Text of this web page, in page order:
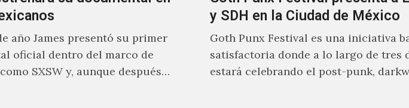
año James presentó su primer
oficial dentro del marco de
SXSW y, aunque después
y SDH en la Ciudad de México
Goth Punx Festival es una iniciativa
satisfactoria donde a lo largo de tres
estará celebrando el post-punk,